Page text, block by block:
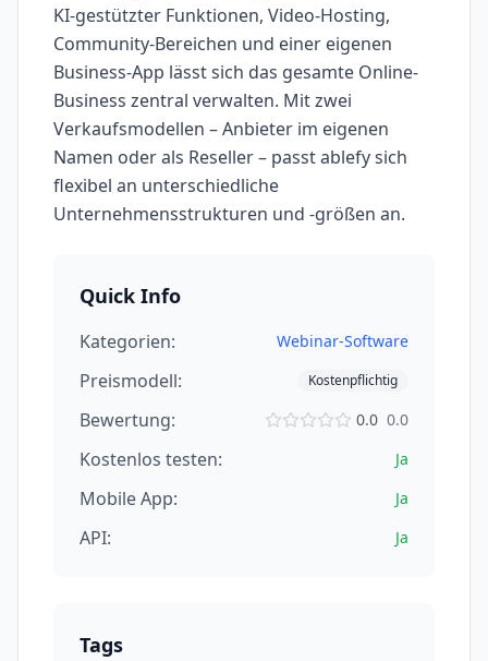
KI-gestützter Funktionen, Video-Hosting,
Community-Bereichen und einer eigenen
Business-App lässt sich das gesamte Online-
Business zentral verwalten. Mit zwei
Verkaufsmodellen – Anbieter im eigenen
Namen oder als Reseller – passt ablefy sich
flexibel an unterschiedliche
Unternehmensstrukturen und -größen an.
Quick Info
Kategorien: Webinar-Software
Preismodell: Kostenpflichtig
Bewertung: 0.0 0.0
Kostenlos testen: Ja
Mobile App: Ja
API: Ja
Tags